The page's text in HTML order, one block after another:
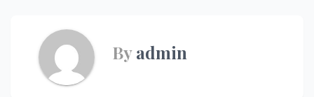
Byadmin